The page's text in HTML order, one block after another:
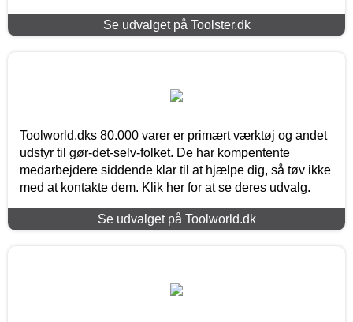
Se udvalget på Toolster.dk
Toolworld.dks 80.000 varer er primært værktøj og andet
udstyr til gør-det-selv-folket. De har kompentente
medarbejdere siddende klar til at hjælpe dig, så tøv ikke
med at kontakte dem. Klik her for at se deres udvalg.
Se udvalget på Toolworld.dk